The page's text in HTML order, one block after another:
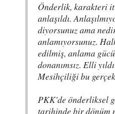
Önderlik, karakteri
anlaşıldı.
diyorsunuz ama
anlamıyorsunuz.
edilmiş, anlama
donanımsız. Elli
Mesihçiliği bu
PKK'de önderliksel
tarihinde bir dönüm